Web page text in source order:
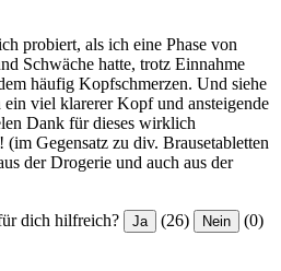
probiert, als ich eine Phase von
Schwäche hatte, trotz Einnahme
häufig Kopfschmerzen. Und siehe
ein viel klarerer Kopf und ansteigende
Dank für dieses wirklich
Gegensatz zu div. Brausetabletten
der Drogerie und auch aus der
dich hilfreich? Ja (26) Nein (0)